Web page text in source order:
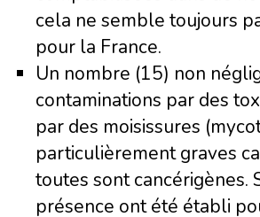
cela ne semble toujours
pour la France.
Un nombre (15) non
contaminations par des
par des moisissures
particulièrement graves
toutes sont cancérigènes.
présence ont été établi